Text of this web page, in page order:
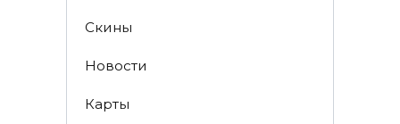
Скины
Новости
Карты